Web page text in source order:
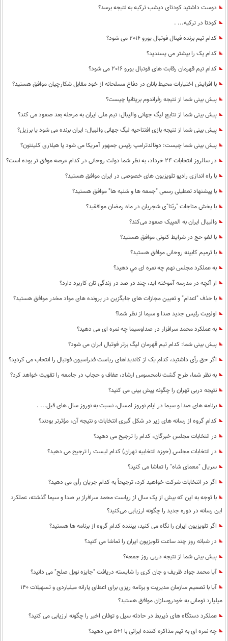
دوست داشتید کودتای دیشب ترکیه به نتیجه برسد؟
کودتا در ترکیه... .
کدام تیم برنده فینال فوتبال یورو 2016 می شود؟
کدام یک را بیشتر می پسندید؟
کدام تیم قهرمان رقابت های فوتبال یورو 2016 می شود؟
با افزایش اختیارات محیط‌ بانان در دفاع مسلحانه از خود مقابل شکارچیان موافق هستید؟
پیش بینی شما از نتیجه رفراندوم بریتانیا چیست؟
پيش بينی شما از نتايج ليگ جهانی واليبال: تيم ملی ايران به مرحله بعد صعود می كند؟
پیش بینی شما از نتیجه بازی افتتاحیه لیگ جهانی والبیال: ایران برنده می شود یا برزیل؟
پیش بینی شما چیست: دونالدترامپ رئیس جمهور آمریکا می شود یا هیلاری کلینتون؟
در سالروز انتخابات 24 خرداد، به نظر شما دولت روحانی در کدام عرصه موفق تر بوده است؟
با راه اندازی رادیو تلویزیون های خصوصی در ایران موافق هستید؟
با پیشنهاد تعطیلی رسمی "جمعه ها و شنبه ها" موافق هستید؟
با پخش مناجات "ربّنا"ی شجریان در ماه رمضان موافقید؟
والیبال ایران به المپیک صعود می‌کند؟
با لغو حج در شرایط کنونی موافق هستید؟
با ترمیم کابینه روحانی موافق هستید؟
به عملكرد مجلس نهم چه نمره ای مي دهيد؟
از آنچه در مدرسه آموخته اید، چند در صد در زندگی تان کاربرد دارد؟
با حذف "اعدام" و تعیین مجازات های جایگزین در پرونده های مواد مخدر موافق هستید؟
اولویت رئیس جدید صدا و سیما از نظر شما؟
به عملکرد محمد سرافزار در صداوسیما چه نمره ای می دهید؟
پیش بینی شما: کدام تیم قهرمان لیگ برتر فوتبال ایران می شود؟
اگر حق رأی داشتید، کدام یک از کاندیداهای ریاست فدراسیون فوتبال را انتخاب می کردید؟
به نظر شما، طرح گشت نامحسوس ارشاد، عفاف و حجاب در جامعه را تقویت خواهد کرد؟
نتیجه دربی تهران را چگونه پیش بینی می کنید؟
برنامه های صدا و سیما در ایام نوروز امسال، نسبت به نوروز سال های قبل... .
کدام گروه از رسانه های زیر در شکل گیری انتخابات و نتیجه آن، مؤثرتر بودند؟
در انتخابات مجلس خبرگان، کدام را ترجیح می دهید؟
در انتخابات مجلس (حوزه انتخابیه تهران) کدام لیست را ترجیح می دهید؟
سریال "معمای شاه" را تماشا می کنید؟
اگر در انتخابات شرکت خواهید کرد، ترجیحاً به کدام جریان رأی می دهید؟
با توجه به این که بیش از یک سال از ریاست محمد سرافراز بر صدا و سیما گذشته، عملکرد
این رسانه در دوره جدید را چگونه ارزیابی می‌کنید؟
اگر تلویزیون ایران را نگاه می کنید، بیننده کدام گروه از برنامه ها هستید؟
در شبانه روز چند ساعت تلویزیون ایران را تماشا می کنید؟
پیش بینی شما از نتیجه دربی روز جمعه؟
آیا محمد جواد ظریف و جان کری را شایسته دریافت "جایزه نوبل صلح" می دانید؟
آیا با تصمیم سازمان مدیریت و برنامه ریزی برای اعطای یارانه میلیاردی و تسهیلات 140
میلیارد تومانی به خودروسازان موافق هستید؟
عملکرد دستگاه های ذیربط در حادثه سیل و توفان اخیر را چگونه ارزیابی می کنید؟
چه نمره ای به تیم مذاکره کننده ایرانی با 1+5 می دهید؟